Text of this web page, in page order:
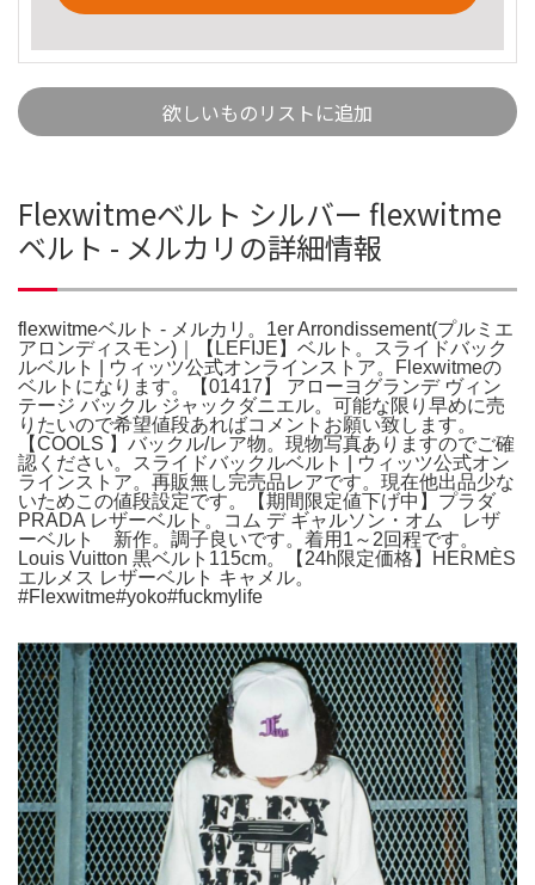
欲しいものリストに追加
Flexwitmeベルト シルバー flexwitme
ベルト - メルカリの詳細情報
flexwitmeベルト - メルカリ。1er Arrondissement(プルミエ
アロンディスモン)｜【LEFIJE】ベルト。スライドバック
ルベルト | ウィッツ公式オンラインストア。Flexwitmeの
ベルトになります。【01417】 アローヨグランデ ヴィン
テージ バックル ジャックダニエル。可能な限り早めに売
りたいので希望値段あればコメントお願い致します。
【COOLS 】バックル/レア物。現物写真ありますのでご確
認ください。スライドバックルベルト | ウィッツ公式オン
ラインストア。再販無し完売品レアです。現在他出品少な
いためこの値段設定です。【期間限定値下げ中】プラダ
PRADA レザーベルト。コム デ ギャルソン・オム レザ
ーベルト 新作。調子良いです。着用1～2回程です。
Louis Vuitton 黒ベルト115cm。【24h限定価格】HERMÈS
エルメス レザーベルト キャメル。
#Flexwitme#yoko#fuckmylife